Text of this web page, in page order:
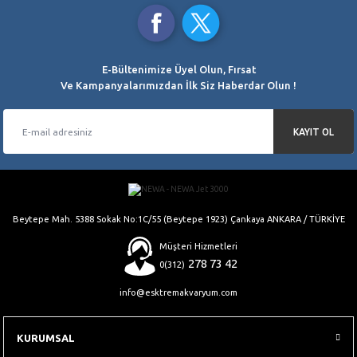
Ürün açıklamasında eksik bilgiler bulunuyor.
Ürün bilgilerinde hatalar bulunuyor.
Bu ürüne benzer farklı alternatifler olmalı.
Gönder
Saat 15.00’a Kadar
E-Bültenimize Üyel Olun, Fırsat
Ve Kampanyalarımızdan İlk Siz Haberdar Olun !
KAYIT OL
Beytepe Mah. 5388 Sokak No:1C/55 (Beytepe 1923) Çankaya ANKARA / TÜRKİYE
Müşteri Hizmetleri
0(312) 278 73 42
info@esktremakvaryum.com
KURUMSAL